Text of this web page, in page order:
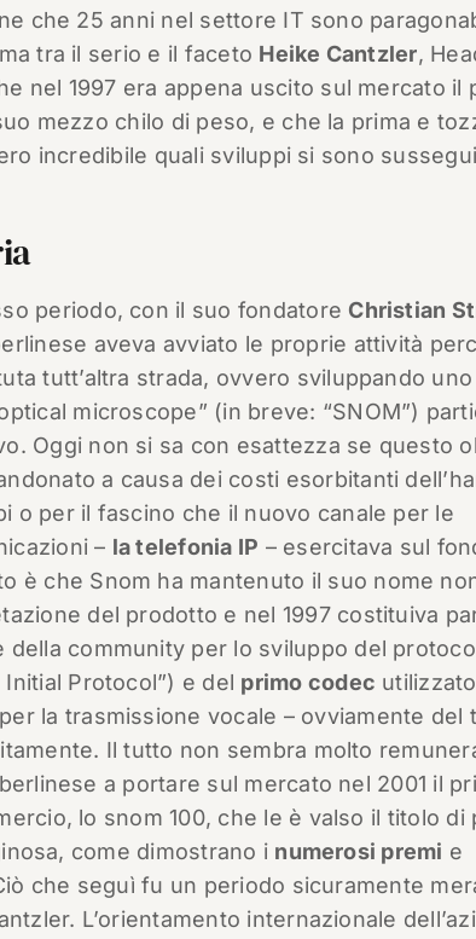
che 25 anni nel settore IT sono
tra il serio e il faceto Heike Cantzler,
nel 1997 era appena uscito sul mercato il
mezzo chilo di peso, e che la prima e
incredibile quali sviluppi si sono
periodo, con il suo fondatore Christian
aveva avviato le proprie attività
tutt’altra strada, ovvero sviluppando uno
microscope” (in breve: “SNOM”)
Oggi non si sa con esattezza se questo
a causa dei costi esorbitanti
o per il fascino che il nuovo canale per le
– la telefonia IP – esercitava sul
è che Snom ha mantenuto il suo nome
del prodotto e nel 1997 costituiva
della community per lo sviluppo del
Initial Protocol”) e del primo codec
la trasmissione vocale – ovviamente del
Il tutto non sembra molto
a portare sul mercato nel 2001 il
lo snom 100, che le è valso il titolo di
come dimostrano i numerosi premi e
che seguì fu un periodo sicuramente
L’orientamento internazionale